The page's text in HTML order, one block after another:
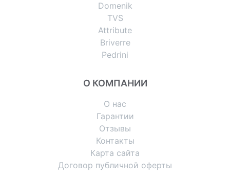
Domenik
TVS
Attribute
Briverre
Pedrini
О КОМПАНИИ
О нас
Гарантии
Отзывы
Контакты
Карта сайта
Договор публичной оферты